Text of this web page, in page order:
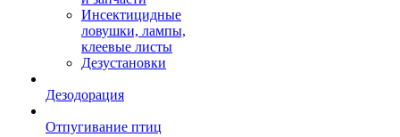
Инсектицидные
ловушки, лампы,
клеевые листы
Дезустановки
Дезодорация
Отпугивание птиц